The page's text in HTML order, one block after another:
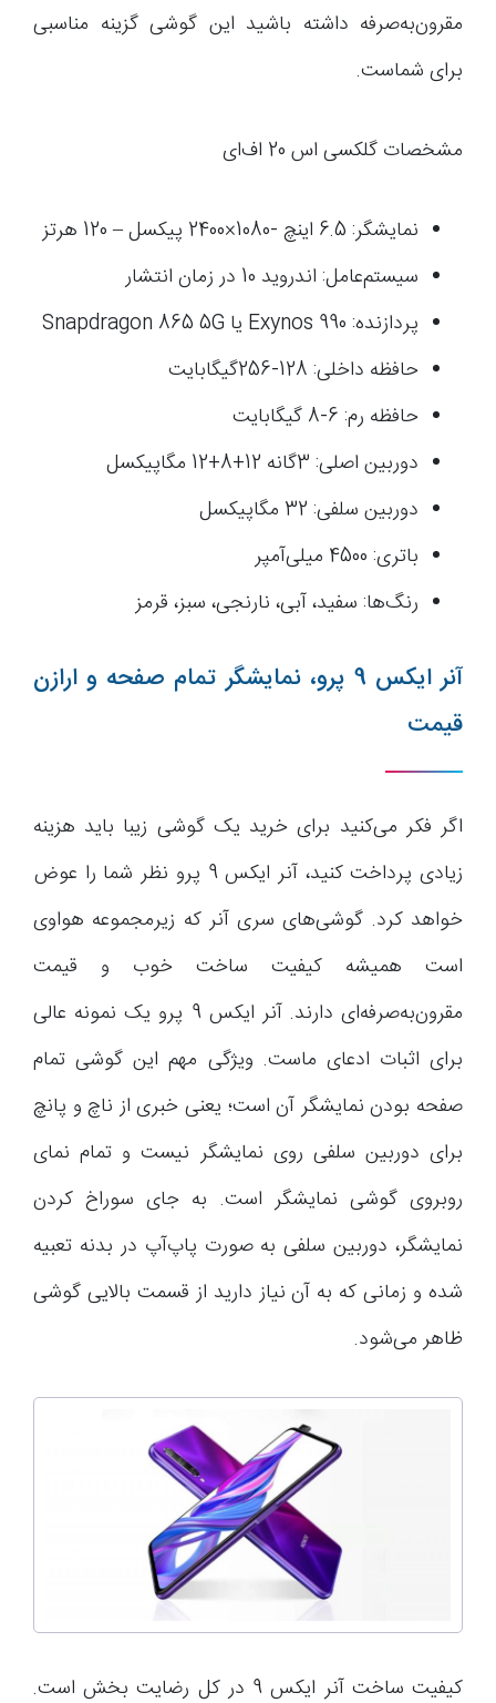
مقرون‌به‌صرفه داشته باشید این گوشی گزینه مناسبی
برای شماست.
مشخصات گلکسی اس 20 اف‌ای
نمایشگر: 6.5 اینچ -1080×2400 پیکسل – 120 هرتز
سیستم‌عامل: اندروید 10 در زمان انتشار
پردازنده: Exynos 990 یا Snapdragon 865 5G
حافظه داخلی: 128-256گیگابایت
حافظه رم: 6-8 گیگابایت
دوربین اصلی: 3گانه 12+8+12 مگاپیکسل
دوربین سلفی: 32 مگاپیکسل
باتری: 4500 میلی‌آمپر
رنگ‌ها: سفید، آبی، نارنجی، سبز، قرمز
آنر ایکس 9 پرو، نمایشگر تمام صفحه و ارازن
قیمت
اگر فکر می‌کنید برای خرید یک گوشی زیبا باید هزینه
زیادی پرداخت کنید، آنر ایکس 9 پرو نظر شما را عوض
خواهد کرد. گوشی‌های سری آنر که زیرمجموعه هواوی
است همیشه کیفیت ساخت خوب و قیمت
مقرون‌به‌صرفه‌ای دارند. آنر ایکس 9 پرو یک نمونه عالی
برای اثبات ادعای ماست. ویژگی مهم این گوشی تمام
‌صفحه بودن نمایشگر آن است؛ یعنی خبری از ناچ و پانچ
برای دوربین سلفی روی نمایشگر نیست و تمام نمای
روبروی گوشی نمایشگر است. به جای سوراخ کردن
نمایشگر، دوربین سلفی به صورت پاپ‌آپ در بدنه تعبیه
شده و زمانی که به آن نیاز دارید از قسمت بالایی گوشی
ظاهر می‌شود.
کیفیت ساخت آنر ایکس 9 در کل رضایت بخش است.